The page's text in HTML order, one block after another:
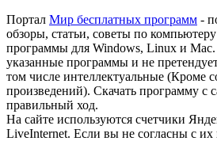
Портал Мир бесплатных программ -
обзоры, статьи, советы по
программы для Windows, Linux и
указанные программы и не
том числе интеллектуальные (Кроме
произведений). Скачать программу с
правильный ход.
На сайте используются счетчики
LiveInternet. Если вы не согласны с